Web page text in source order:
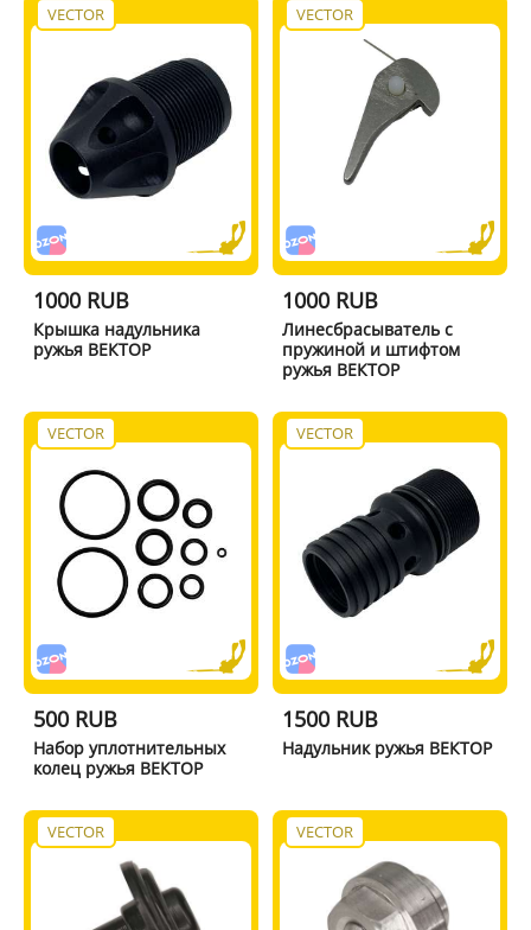
VECTOR
1000 RUB
Крышка надульника
ружья ВЕКТОР
VECTOR
1000 RUB
Линесбрасыватель с
пружиной и штифтом
ружья ВЕКТОР
VECTOR
500 RUB
Набор уплотнительных
колец ружья ВЕКТОР
VECTOR
1500 RUB
Надульник ружья ВЕКТОР
VECTOR VECTOR